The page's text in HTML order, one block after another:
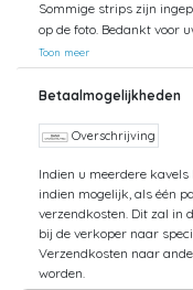
Sommige strips zijn
op de foto. Bedankt voor
Toon meer
Betaalmogelijkheden
Overschrijving
Indien u meerdere
indien mogelijk, als één
verzendkosten. Dit zal in
bij de verkoper naar
Verzendkosten naar
worden.